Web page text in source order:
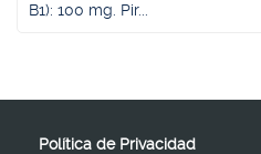
B1): 100 mg. Pir...
Política de Privacidad